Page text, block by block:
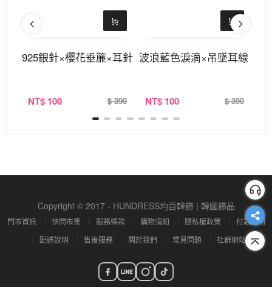
925銀針×櫻花垂簾×耳針
NT$ 100 $ 390
波浪藍色淚滴×吊墜耳線
NT$ 100 $ 390
Copyright © 2017 - HUNDRESS均百韓飾 | 韓國飾品
門市資訊 快閃市集 服務條款 購物須知 隱私權政策
付款說明
配送說明
售後服務 關於我們 常見問題 社群網站